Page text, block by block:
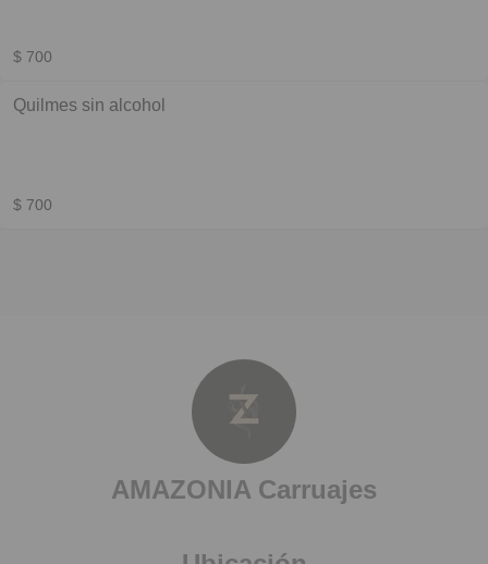
$ 700
Quilmes sin alcohol
$ 700
AMAZONIA Carruajes